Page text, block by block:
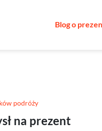
Blog o
podróży
na prezent